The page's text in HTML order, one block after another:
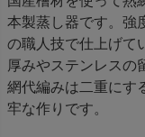
本製蒸し器です。強
の職人技で仕上げて
厚みやステンレスの
網代編みは二重にす
牢な作りです。